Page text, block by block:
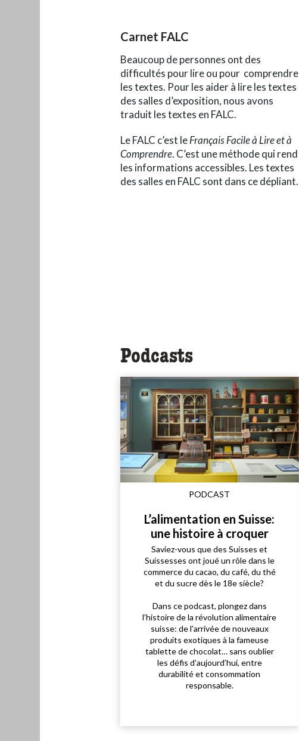
Carnet FALC
Beaucoup de personnes ont des
difficultés pour lire ou pour comprendre
les textes. Pour les aider à lire les textes
des salles d’exposition, nous avons
traduit les textes en FALC.
Le FALC c’est leFrançais Facile à Lire et à
Comprendre. C’est une méthode qui rend
les informations accessibles. Les textes
des salles en FALC sont dans ce dépliant.
Podcasts
PODCAST
L’alimentation en Suisse:
une histoire à croquer
Saviez-vous que des Suisses et
Suissesses ont joué un rôle dans le
commerce du cacao, du café, du thé
et du sucre dès le 18e siècle?
Dans ce podcast, plongez dans
l’histoire de la révolution alimentaire
suisse: de l’arrivée de nouveaux
produits exotiques à la fameuse
tablette de chocolat… sans oublier
les défis d’aujourd’hui, entre
durabilité et consommation
responsable.